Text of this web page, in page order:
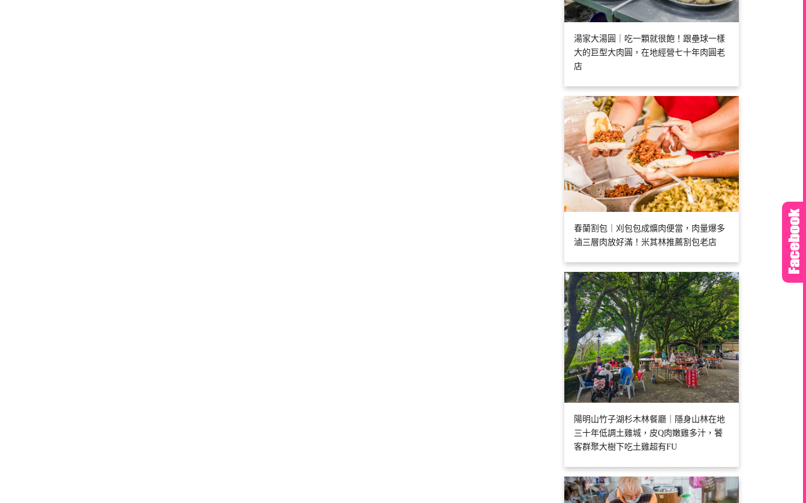
湯家大湯圓｜吃一顆就很飽！跟壘球一樣
大的巨型大肉圓，在地經營七十年肉圓老
店
春蘭割包｜刈包包成爌肉便當，肉量爆多
滷三層肉放好滿！米其林推薦割包老店
陽明山竹子湖杉木林餐廳｜隱身山林在地
三十年低調土雞城，皮Q肉嫩雞多汁，饕
客群聚大樹下吃土雞超有FU